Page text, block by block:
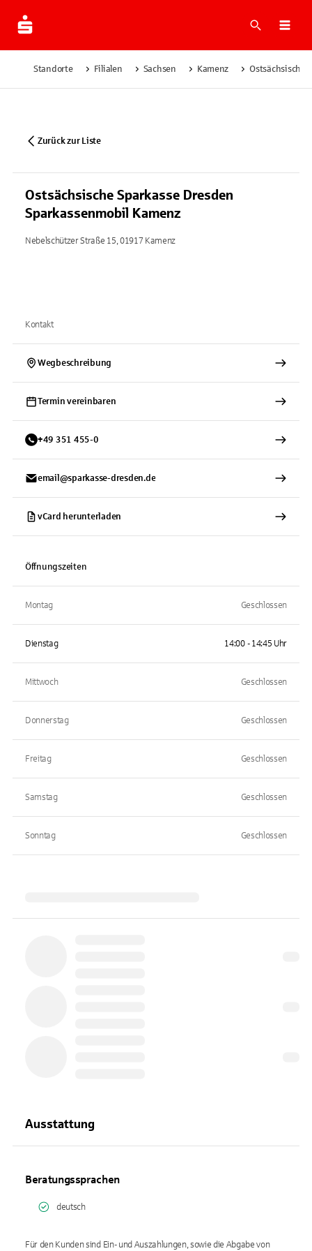
Suche
Standorte Filialen Sachsen Kamenz Ostsächsische
Zurück zur Liste
Ostsächsische Sparkasse Dresden
Sparkassenmobil Kamenz
Nebelschützer Straße 15, 01917 Kamenz
Kontakt
Wegbeschreibung
Termin vereinbaren
+49 351 455-0
email@sparkasse-dresden.de
vCard herunterladen
Öffnungszeiten
Montag Geschlossen
Dienstag 14:00 - 14:45 Uhr
Mittwoch Geschlossen
Donnerstag Geschlossen
Freitag Geschlossen
Samstag Geschlossen
Sonntag Geschlossen
Ausstattung
Beratungssprachen
deutsch
Für den Kunden sind Ein- und Auszahlungen, sowie die Abgabe von